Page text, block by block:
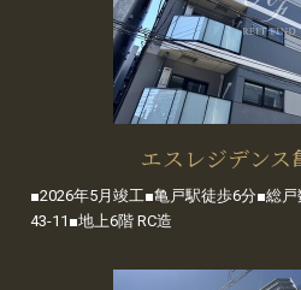
エスレジデンス
■2026年5月竣工■亀戸駅徒歩6分■総
43-11■地上6階 RC造